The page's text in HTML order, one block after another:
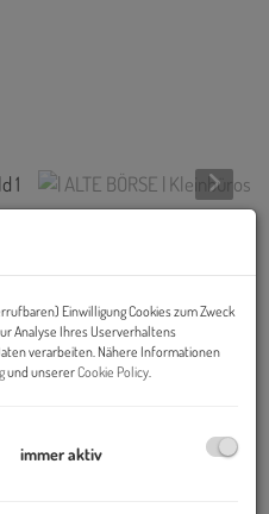
Wiener Börse liegt
am Schottenring. Mit seinen
unterteilt, der
Einwilligung Cookies zum Zweck
Analyse Ihres Userverhaltens
verarbeiten. Nähere Informationen
und unsererCookie Policy
immer aktiv